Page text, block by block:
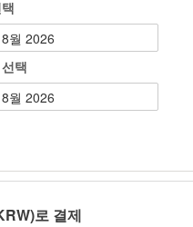
8월 2026
택
8월 2026
로 결제